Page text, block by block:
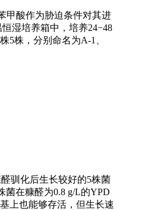
甲酸作为胁迫条件对其进
湿培养箱中，培养24−48
5株，分别命名为A-1、
驯化后生长较好的5株菌
菌在糠醛为0.8 g/L的YPD
上也能够存活，但生长速